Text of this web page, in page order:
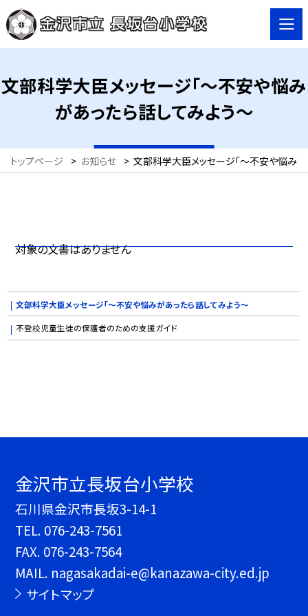
文部科学大臣メッセージ「〜不安や悩み
があったら話してみよう～
トップページ > お知らせ > 文部科学大臣メッセージ「〜不安や悩み
対象の文書はありません
文部科学大臣メッセージ「〜不安や悩みがあったら話してみよう～
不登校児童生徒の保護者のための支援ガイド
金沢市立長坂台小学校
石川県金沢市長坂3-14-1
TEL. 076-243-7561
FAX. 076-243-7564
MAIL. nagasakadai-e@kanazawa-city.ed.jp
サイトマップ